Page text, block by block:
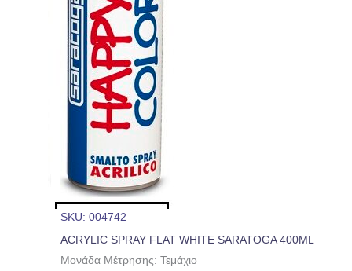
SKU: 004742
ACRYLIC SPRAY FLAT WHITE SARATOGA 400ML
Μονάδα Μέτρησης: Τεμάχιο